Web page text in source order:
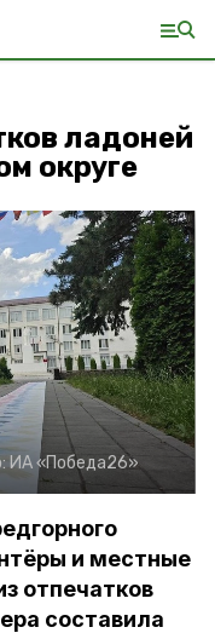
ладоней
округе
ИА «Победа26»
и местные
отпечатков
составила